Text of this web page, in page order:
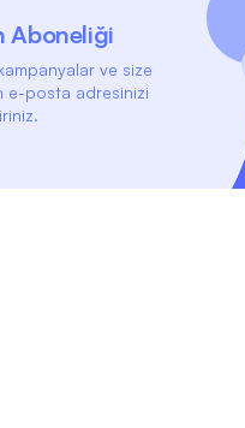
Aboneliği
ve size
e-posta adresinizi